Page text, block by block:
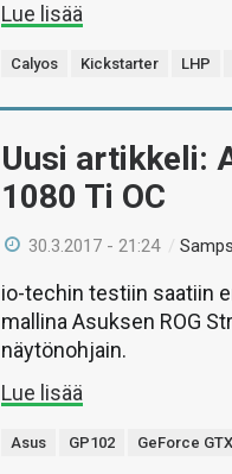
Lue lisää
Calyos Kickstarter LHP
Uusi artikkeli:
1080 Ti OC
30.3.2017 - 21:24 /
io-techin testiin saatiin
mallina Asuksen ROG
näytönohjain.
Lue lisää
Asus GP102 GeForce